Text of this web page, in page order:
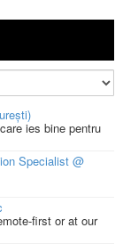
ies bine pentru
Specialist @
first or at our